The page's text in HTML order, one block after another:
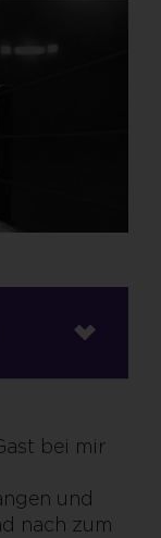
bei mir
und
nach zum